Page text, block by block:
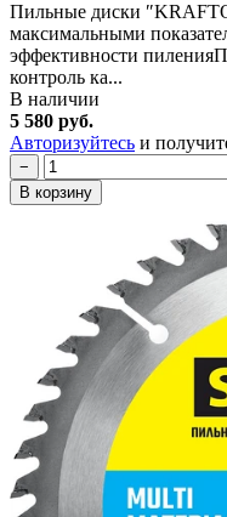
Пильные диски
максимальными
эффективности
контроль ка...
В наличии
5 580 руб.
Авторизуйтесь и
−
В корзину